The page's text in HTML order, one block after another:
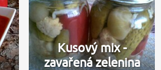
Kusový mix -
zavařená zelenina